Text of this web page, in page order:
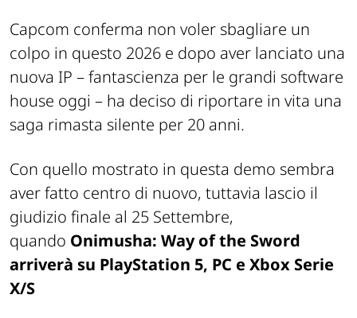
Capcom conferma non voler sbagliare un
colpo in questo 2026 e dopo aver lanciato una
nuova IP –fantascienza per le grandi software
house oggi – ha deciso di riportare in vita una
saga rimasta silente per 20 anni.
Con quello mostrato in questa demo sembra
aver fatto centro di nuovo, tuttavia lascio il
giudizio finale al 25 Settembre,
quando Onimusha: Way of the Sword
arriverà su PlayStation 5, PC e Xbox Serie
X/S